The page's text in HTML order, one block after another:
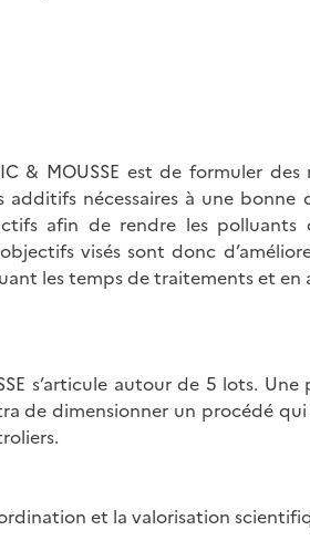
& MOUSSE est de formuler
additifs nécessaires à une
afin de rendre les
visés sont donc
les temps de traitements et en
s’articule autour de 5 lots.
de dimensionner un procédé
et la valorisation